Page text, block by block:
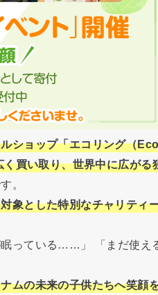
ショップ「エコリング（
買い取り、世界中に広がる
。
象とした特別なチャリティ
眠っている……」 「まだ使え
ムの未来の子供たちへ笑顔